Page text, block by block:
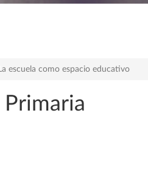
escuela como espacio educativo